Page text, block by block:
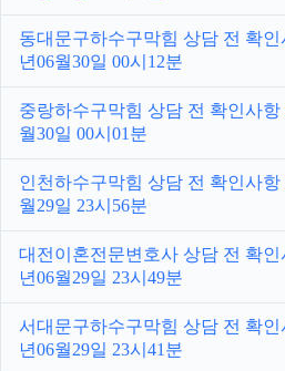
동대문구하수구막힘 상담 전 확인
년06월30일 00시12분
중랑하수구막힘 상담 전 확인사항
월30일 00시01분
인천하수구막힘 상담 전 확인사항
월29일 23시56분
대전이혼전문변호사 상담 전 확인
년06월29일 23시49분
서대문구하수구막힘 상담 전 확인
년06월29일 23시41분